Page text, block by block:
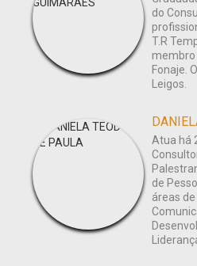
do
T.R
membro
Fonaje.
Leigos.
Atua há
de
áreas